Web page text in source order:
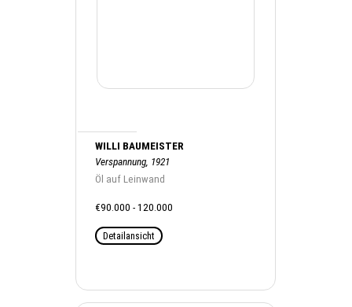
WILLI BAUMEISTER
Verspannung, 1921
Öl auf Leinwand
€90.000 - 120.000
Detailansicht